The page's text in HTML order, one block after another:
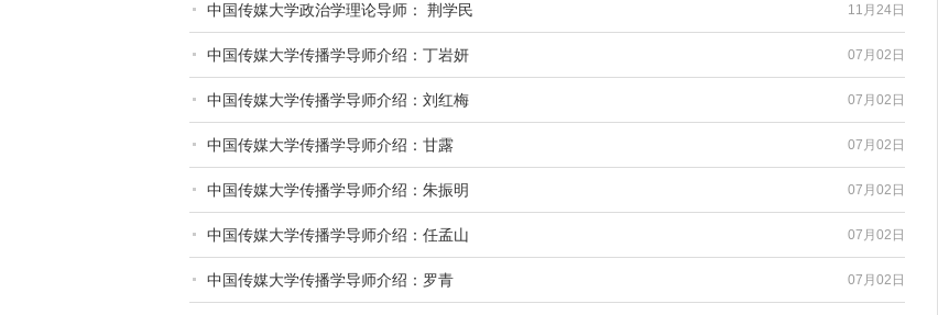
11月24日
中国传媒大学政治学理论导师： 荆学民
07月02日
中国传媒大学传播学导师介绍：丁岩妍
07月02日
中国传媒大学传播学导师介绍：刘红梅
07月02日
中国传媒大学传播学导师介绍：甘露
07月02日
中国传媒大学传播学导师介绍：朱振明
07月02日
中国传媒大学传播学导师介绍：任孟山
07月02日
中国传媒大学传播学导师介绍：罗青